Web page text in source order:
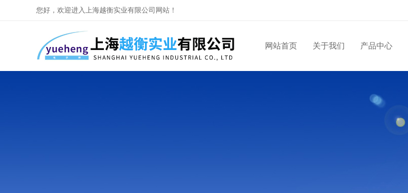
您好，欢迎进入上海越衡实业有限公司网站！
网站首页 关于我们 产品中心